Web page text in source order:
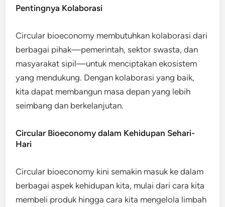
Pentingnya Kolaborasi
Circular bioeconomy membutuhkan kolaborasi dari
berbagai pihak—pemerintah, sektor swasta, dan
masyarakat sipil—untuk menciptakan ekosistem
yang mendukung. Dengan kolaborasi yang baik,
kita dapat membangun masa depan yang lebih
seimbang dan berkelanjutan.
Circular Bioeconomy dalam Kehidupan Sehari-
Hari
Circular bioeconomy kini semakin masuk ke dalam
berbagai aspek kehidupan kita, mulai dari cara kita
membeli produk hingga cara kita mengelola limbah